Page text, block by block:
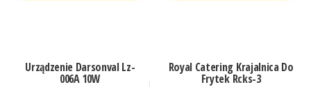
Urządzenie Darsonval Lz-
006A 10W
Royal Catering Krajalnica Do
Frytek Rcks-3